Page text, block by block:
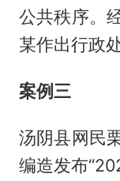
公共秩序。
某作出行政处
案例三
汤阴县网民
编造发布